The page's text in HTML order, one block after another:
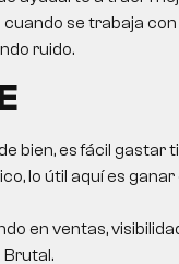
se trabaja
ruido.
bien, es fácil
lo útil aquí es
en ventas,